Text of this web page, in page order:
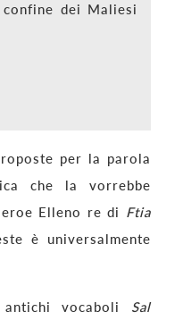
dei Maliesi
per la parola
che la vorrebbe
Elleno re di Ftia
è universalmente
vocaboli Sal